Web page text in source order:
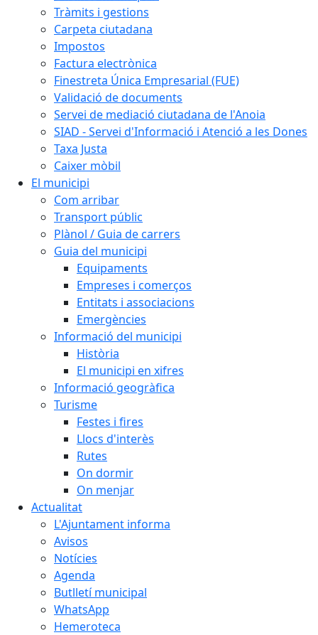
Tràmits i gestions
Carpeta ciutadana
Impostos
Factura electrònica
Finestreta Única Empresarial (FUE)
Validació de documents
Servei de mediació ciutadana de l'Anoia
SIAD - Servei d'Informació i Atenció a les Dones
Taxa Justa
Caixer mòbil
El municipi
Com arribar
Transport públic
Plànol / Guia de carrers
Guia del municipi
Equipaments
Empreses i comerços
Entitats i associacions
Emergències
Informació del municipi
Història
El municipi en xifres
Informació geogràfica
Turisme
Festes i fires
Llocs d'interès
Rutes
On dormir
On menjar
Actualitat
L'Ajuntament informa
Avisos
Notícies
Agenda
Butlletí municipal
WhatsApp
Hemeroteca